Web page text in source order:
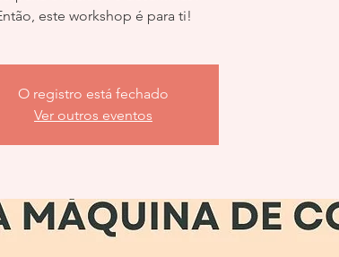
este workshop é para ti!
O registro está fechado
Ver outros eventos